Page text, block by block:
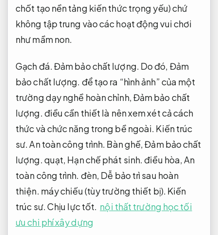
chốt tạo nền tảng kiến ​​thức trọng yếu) chứ
không tập trung vào các hoạt động vui chơi
như mầm non.
Gạch đá.Đảm bảo chất lượng. Do đó, Đảm
bảo chất lượng. để tạo ra “hình ảnh” của một
trường dạy nghề hoàn chỉnh,Đảm bảo chất
lượng. điều cần thiết là nên xem xét cả cách
thức và chức năng trong bề ngoài. Kiến trúc
sư.An toàn công trình. Bàn ghế,Đảm bảo chất
lượng.quạt, Hạn chế phát sinh. điều hòa,An
toàn công trình. đèn, Dễ bảo trì sau hoàn
thiện. máy chiếu (tùy trường thiết bị). Kiến
trúc sư.Chịu lực tốt. nội thất trường học tối
ưu chi phí xây dựng